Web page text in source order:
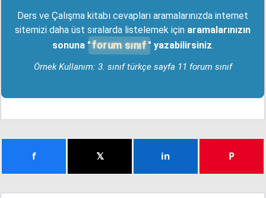
Ders ve Çalışma kitabı cevapları aramalarınızda internet
sitemizi daha üst sıralarda listelemek için aramalarınızın
sonuna "forum sınıf " yazabilirsiniz.
Örnek Kullanım: 3. sınıf türkçe sayfa 11 forum sınıf
f 𝕏 in P